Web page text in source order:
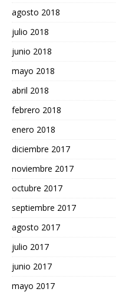
agosto 2018
julio 2018
junio 2018
mayo 2018
abril 2018
febrero 2018
enero 2018
diciembre 2017
noviembre 2017
octubre 2017
septiembre 2017
agosto 2017
julio 2017
junio 2017
mayo 2017